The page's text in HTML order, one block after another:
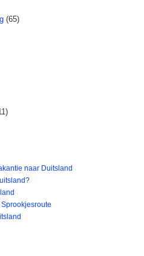
(65)
naar Duitsland